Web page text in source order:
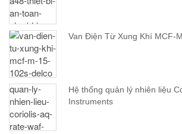
Van Điện Từ Xung Khí MCF-
Hệ thống quản lý nhiên liệu
Instruments